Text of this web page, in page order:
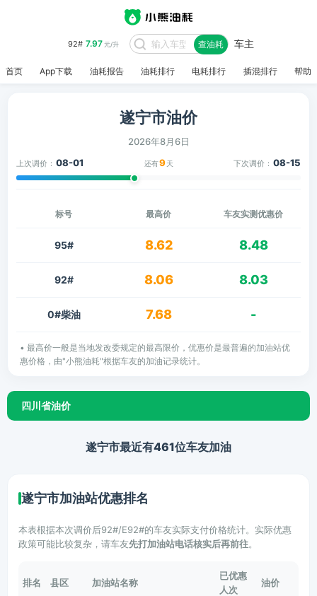
92# 7.97元/升 查油耗 车主
首页 App下载 油耗报告 油耗排行 电耗排行 插混排行 帮助
遂宁市油价
2026年8月6日
上次调价： 08-01 还有9 天 下次调价： 08-15
标号 最高价 车友实测优惠价
95# 8.62 8.48
92# 8.06 8.03
0#柴油 7.68 -
• 最高价一般是当地发改委规定的最高限价，优惠价是最普遍的加油站优
惠价格，由"小熊油耗"根据车友的加油记录统计。
四川省油价
遂宁市最近有461位车友加油
遂宁市加油站优惠排名
本表根据本次调价后92#/E92#的车友实际支付价格统计。实际优惠
政策可能比较复杂，请车友先打加油站电话核实后再前往。
排名 县区 加油站名称
已优惠
人次
油价